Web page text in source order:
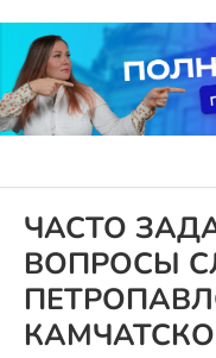
ЧАСТО
ВОПРОСЫ